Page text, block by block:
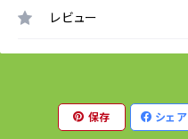
レビュー
保存 シェア